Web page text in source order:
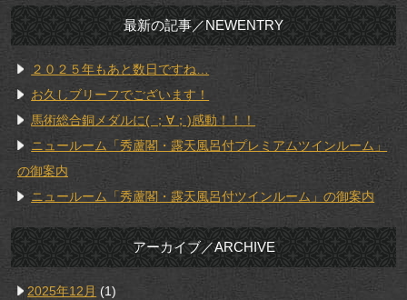
最新の記事／NEWENTRY
２０２５年もあと数日ですね…
お久しブリーフでございます！
馬術総合銅メダルに( ；∀；)感動！！！
ニュールーム「秀蘆閣・露天風呂付プレミアムツインルーム」
の御案内
ニュールーム「秀蘆閣・露天風呂付ツインルーム」の御案内
アーカイブ／ARCHIVE
2025年12月 (1)